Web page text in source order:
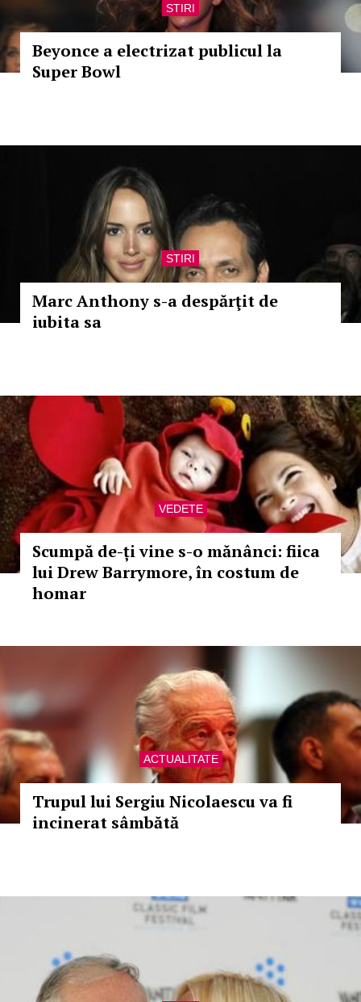
STIRI
Beyonce a electrizat publicul la
Super Bowl
STIRI
Marc Anthony s-a despărţit de
iubita sa
VEDETE
Scumpă de-ți vine s-o mănânci: fiica
lui Drew Barrymore, în costum de
homar
ACTUALITATE
Trupul lui Sergiu Nicolaescu va fi
incinerat sâmbătă